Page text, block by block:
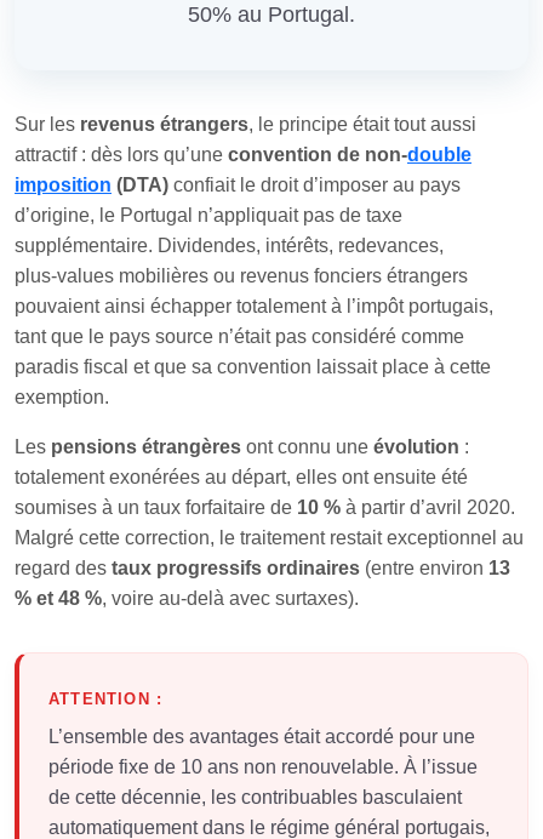
50% au Portugal.
Sur les revenus étrangers, le principe était tout aussi
attractif : dès lors qu’une convention de non‑double
imposition (DTA) confiait le droit d’imposer au pays
d’origine, le Portugal n’appliquait pas de taxe
supplémentaire. Dividendes, intérêts, redevances,
plus‑values mobilières ou revenus fonciers étrangers
pouvaient ainsi échapper totalement à l’impôt portugais,
tant que le pays source n’était pas considéré comme
paradis fiscal et que sa convention laissait place à cette
exemption.
Les pensions étrangères ont connu une évolution :
totalement exonérées au départ, elles ont ensuite été
soumises à un taux forfaitaire de 10 % à partir d’avril 2020.
Malgré cette correction, le traitement restait exceptionnel au
regard des taux progressifs ordinaires (entre environ 13
% et 48 %, voire au‑delà avec surtaxes).
ATTENTION :
L’ensemble des avantages était accordé pour une
période fixe de 10 ans non renouvelable. À l’issue
de cette décennie, les contribuables basculaient
automatiquement dans le régime général portugais,